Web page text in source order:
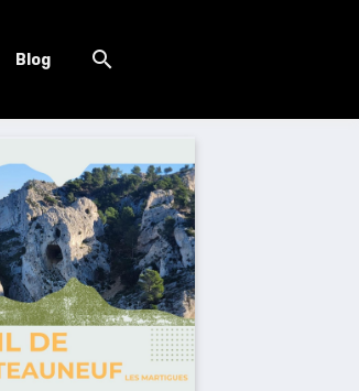
Blog